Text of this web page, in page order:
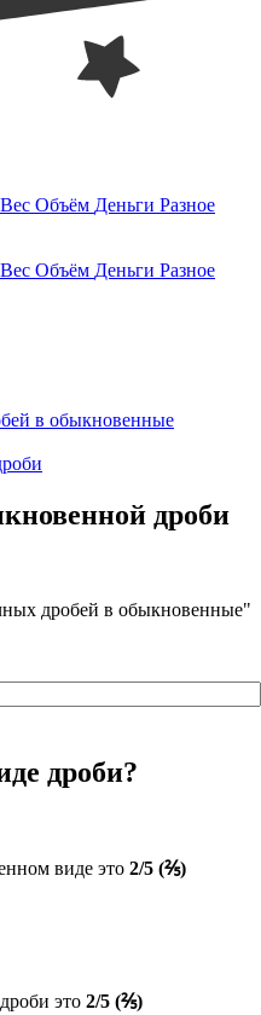
Вес Объём Деньги Разное
Вес Объём Деньги Разное
в обыкновенные
дроби
дробей в обыкновенные"
дроби?
виде это 2/5 (⅖)
это 2/5 (⅖)